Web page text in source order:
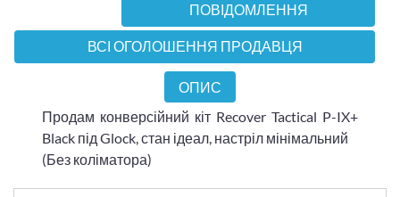
ПОВІДОМЛЕННЯ
ВСІ ОГОЛОШЕННЯ ПРОДАВЦЯ
ОПИС
Продам конверсійний кіт Recover Tactical P-IX+
Black під Glock, стан ідеал, настріл мінімальний
(Без коліматора)